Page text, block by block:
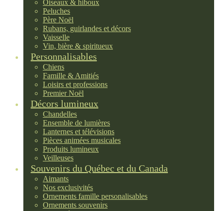
Oiseaux & hiboux
Peluches
Père Noël
Rubans, guirlandes et décors
Vaisselle
Vin, bière & spiritueux
Personnalisables
Chiens
Famille & Amitiés
Loisirs et professions
Premier Noël
Décors lumineux
Chandelles
Ensemble de lumières
Lanternes et télévisions
Pièces animées musicales
Produits lumineux
Veilleuses
Souvenirs du Québec et du Canada
Aimants
Nos exclusivités
Ornements famille personalisables
Ornements souvenirs